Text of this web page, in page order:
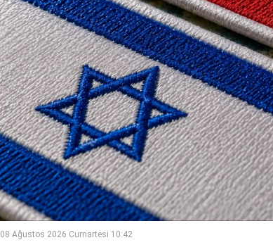
08 Ağustos 2026 Cumartesi 10:42